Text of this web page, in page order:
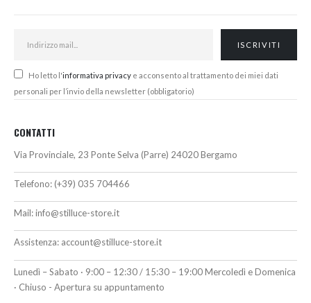
Ho letto l'informativa privacy e acconsento al trattamento dei miei dati
personali per l’invio della newsletter (obbligatorio)
CONTATTI
Via Provinciale, 23 Ponte Selva (Parre) 24020 Bergamo
Telefono: (+39) 035 704466
Mail:info@stilluce-store.it
Assistenza: account@stilluce-store.it
Lunedì – Sabato · 9:00 – 12:30 / 15:30 – 19:00 Mercoledì e Domenica
· Chiuso - Apertura su appuntamento